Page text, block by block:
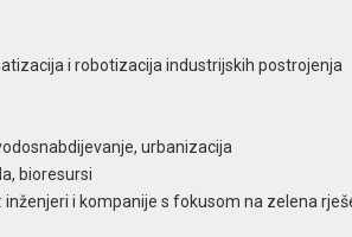
i robotizacija industrijskih postrojenja
urbanizacija
bioresursi
i kompanije s fokusom na zelena